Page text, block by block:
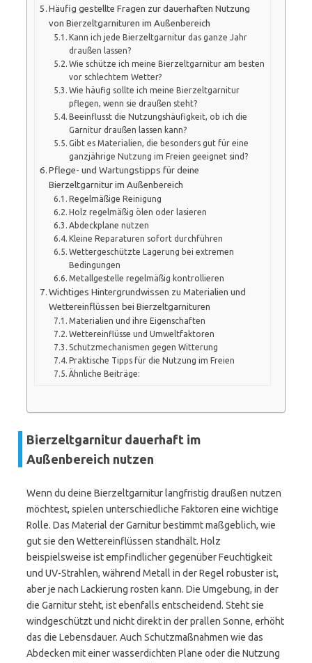
Häufig gestellte Fragen zur dauerhaften Nutzung
von Bierzeltgarnituren im Außenbereich
Kann ich jede Bierzeltgarnitur das ganze Jahr
draußen lassen?
Wie schütze ich meine Bierzeltgarnitur am besten
vor schlechtem Wetter?
Wie häufig sollte ich meine Bierzeltgarnitur
pflegen, wenn sie draußen steht?
Beeinflusst die Nutzungshäufigkeit, ob ich die
Garnitur draußen lassen kann?
Gibt es Materialien, die besonders gut für eine
ganzjährige Nutzung im Freien geeignet sind?
Pflege- und Wartungstipps für deine
Bierzeltgarnitur im Außenbereich
Regelmäßige Reinigung
Holz regelmäßig ölen oder lasieren
Abdeckplane nutzen
Kleine Reparaturen sofort durchführen
Wettergeschützte Lagerung bei extremen
Bedingungen
Metallgestelle regelmäßig kontrollieren
Wichtiges Hintergrundwissen zu Materialien und
Wettereinflüssen bei Bierzeltgarnituren
Materialien und ihre Eigenschaften
Wettereinflüsse und Umweltfaktoren
Schutzmechanismen gegen Witterung
Praktische Tipps für die Nutzung im Freien
Ähnliche Beiträge:
Bierzeltgarnitur dauerhaft im
Außenbereich nutzen
Wenn du deine Bierzeltgarnitur langfristig draußen nutzen
möchtest, spielen unterschiedliche Faktoren eine wichtige
Rolle. Das Material der Garnitur bestimmt maßgeblich, wie
gut sie den Wettereinflüssen standhält. Holz
beispielsweise ist empfindlicher gegenüber Feuchtigkeit
und UV-Strahlen, während Metall in der Regel robuster ist,
aber je nach Lackierung rosten kann. Die Umgebung, in der
die Garnitur steht, ist ebenfalls entscheidend. Steht sie
windgeschützt und nicht direkt in der prallen Sonne, erhöht
das die Lebensdauer. Auch Schutzmaßnahmen wie das
Abdecken mit einer wasserdichten Plane oder die Nutzung